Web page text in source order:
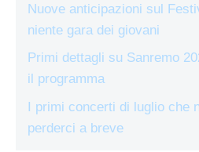
Nuove anticipazioni sul
niente gara dei giovani
Primi dettagli su Sanremo
il programma
I primi concerti di luglio che
perderci a breve